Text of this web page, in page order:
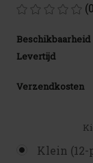
Beschikbaarheid
Levertijd
Verzendkosten
Klein (12-